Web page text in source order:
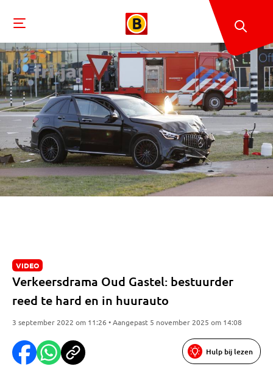
VIDEO
Verkeersdrama Oud Gastel: bestuurder
reed te hard en in huurauto
3 september 2022 om 11:26 • Aangepast 5 november 2025 om 14:08
Hulp bij lezen